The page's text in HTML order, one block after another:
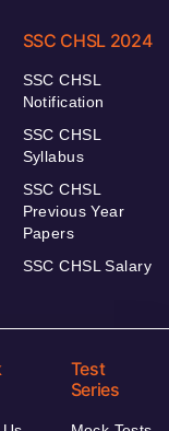
SSC CHSL 2024
SSC CHSL
Notification
SSC CHSL
Syllabus
SSC CHSL
Previous Year
Papers
SSC CHSL Salary
Test
Series